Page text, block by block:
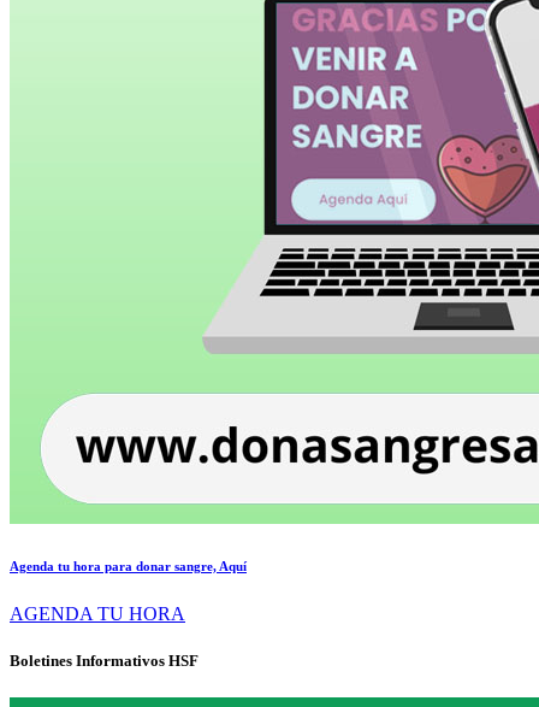
Agenda tu hora para donar sangre, Aquí
AGENDA TU HORA
Boletines Informativos HSF